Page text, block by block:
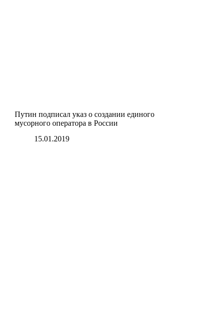
Путин подписал указ о создании единого
мусорного оператора в России
15.01.2019